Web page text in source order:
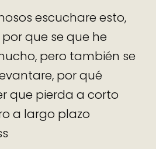
escuchare esto,
que se que he
pero también se
por qué
que pierda a corto
a largo plazo